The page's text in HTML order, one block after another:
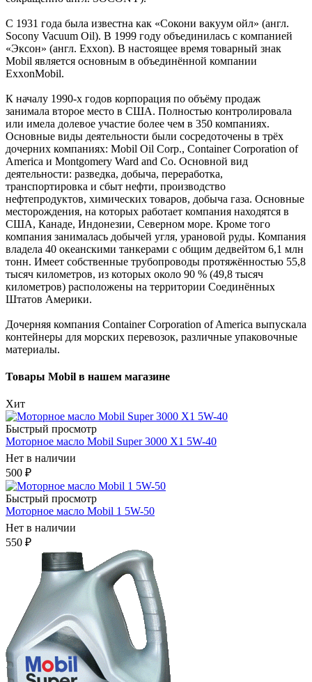
C 1931 года была известна как «Сокони вакуум ойл» (англ.
Socony Vacuum Oil). В 1999 году объединилась с компанией
«Эксон» (англ. Exxon). В настоящее время товарный знак
Mobil является основным в объединённой компании
ExxonMobil.
К началу 1990-х годов корпорация по объёму продаж
занимала второе место в США. Полностью контролировала
или имела долевое участие более чем в 350 компаниях.
Основные виды деятельности были сосредоточены в трёх
дочерних компаниях: Mobil Oil Corp., Container Corporation of
America и Montgomery Ward and Co. Основной вид
деятельности: разведка, добыча, переработка,
транспортировка и сбыт нефти, производство
нефтепродуктов, химических товаров, добыча газа. Основные
месторождения, на которых работает компания находятся в
США, Канаде, Индонезии, Северном море. Кроме того
компания занималась добычей угля, урановой руды. Компания
владела 40 океанскими танкерами с общим дедвейтом 6,1 млн
тонн. Имеет собственные трубопроводы протяжённостью 55,8
тысяч километров, из которых около 90 % (49,8 тысяч
километров) расположены на территории Соединённых
Штатов Америки.
Дочерняя компания Container Corporation of America выпускала
контейнеры для морских перевозок, различные упаковочные
материалы.
Товары Mobil в нашем магазине
Хит
Быстрый просмотр
Моторное масло Mobil Super 3000 X1 5W-40
Нет в наличии
500 ₽
Быстрый просмотр
Моторное масло Mobil 1 5W-50
Нет в наличии
550 ₽